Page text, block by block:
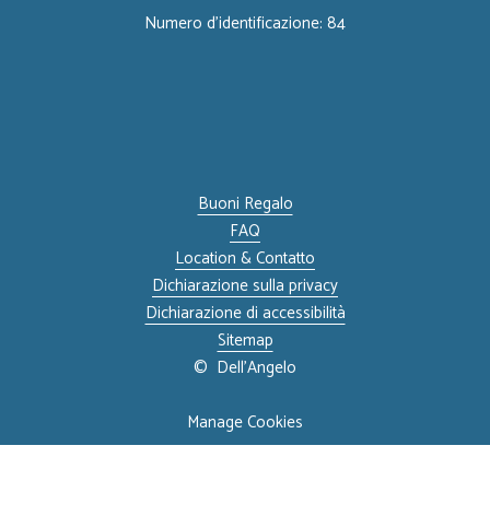
Numero d'identificazione: 84
Buoni Regalo
FAQ
Location & Contatto
Dichiarazione sulla privacy
Dichiarazione di accessibilità
Sitemap
© Dell'Angelo
Manage Cookies